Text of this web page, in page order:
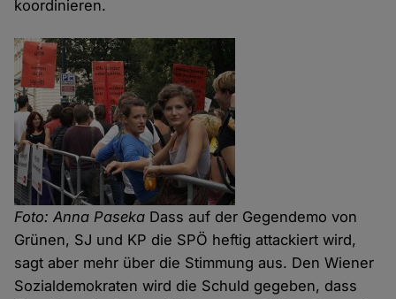
koordinieren.
Foto: Anna Paseka Dass auf der Gegendemo von
Grünen, SJ und KP die SPÖ heftig attackiert wird,
sagt aber mehr über die Stimmung aus. Den Wiener
Sozialdemokraten wird die Schuld gegeben, dass